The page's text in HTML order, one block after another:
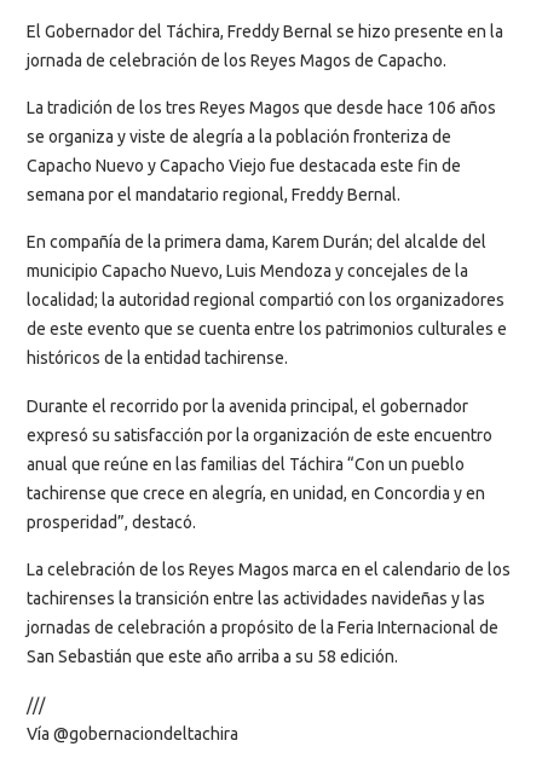
El Gobernador del Táchira, Freddy Bernal se hizo presente en la
jornada de celebración de los Reyes Magos de Capacho.
La tradición de los tres Reyes Magos que desde hace 106 años
se organiza y viste de alegría a la población fronteriza de
Capacho Nuevo y Capacho Viejo fue destacada este fin de
semana por el mandatario regional, Freddy Bernal.
En compañía de la primera dama, Karem Durán; del alcalde del
municipio Capacho Nuevo, Luis Mendoza y concejales de la
localidad; la autoridad regional compartió con los organizadores
de este evento que se cuenta entre los patrimonios culturales e
históricos de la entidad tachirense.
Durante el recorrido por la avenida principal, el gobernador
expresó su satisfacción por la organización de este encuentro
anual que reúne en las familias del Táchira “Con un pueblo
tachirense que crece en alegría, en unidad, en Concordia y en
prosperidad”, destacó.
La celebración de los Reyes Magos marca en el calendario de los
tachirenses la transición entre las actividades navideñas y las
jornadas de celebración a propósito de la Feria Internacional de
San Sebastián que este año arriba a su 58 edición.
///
Vía @gobernaciondeltachira